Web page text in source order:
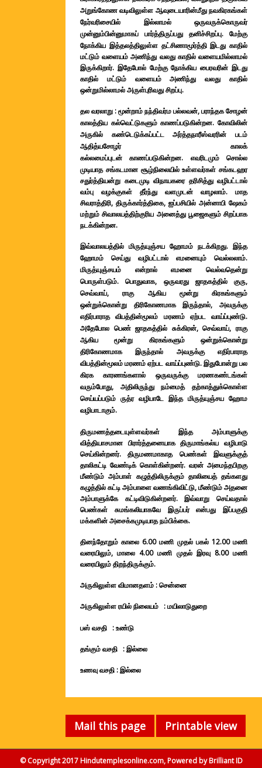
அறுங்கோண வடிவிலுள்ள ஆவுடையாரின்மீது நவகிரகங்கள்
நேர்வரிசையில் இல்லாமல் ஒருவருக்கொருவர்
முன்னும்பின்னுமாகப் பார்த்திருப்பது தனிச்சிறப்பு. மேற்கு
நோக்கிய இத்தலத்திலுள்ள தட்சிணாமூர்த்தி இடது காதில்
மட்டும் வளையம் அணிந்து வலது காதில் வளையமில்லாமல்
இருக்கிறார். இதேபோல் மேற்கு நோக்கிய பைரவரின் இடது
காதில் மட்டும் வளையம் அணிந்து வலது காதில்
ஒன்றுமில்லாமல் அருள்புரிவது சிறப்பு.
தல வரலாறு :மூன்றாம் நந்திவர்ம பல்லவன், பராந்தக சோழன்
காலத்திய கல்வெட்டுகளும் காணப்படுகின்றன. கோவிலின்
அருகில் கண்டெடுக்கப்பட்ட அர்த்தநாரீஸ்வரரின் படம்
ஆதித்யசோழர் காலக்
கல்லமைப்புடன்காணப்படுகின்றன. எவரிடமும் சொல்ல
முடியாத சங்கடமான சூழ்நிலையில் உள்ளவர்கள் சங்கடஹர
சதுர்த்தியன்று கடைமுடி விநாயகரை தரிசித்து வழிபட்டால்
வம்பு வழக்குகள் தீர்ந்து வளமுடன் வாழலாம். மாத
சிவராத்திரி, திருக்கார்த்திகை, ஐப்பசியில் அன்னாபி ஷேகம்
மற்றும் சிவாலயத்திற்குரிய அனைத்து பூஜைகளும் சிறப்பாக
நடக்கின்றன.
இவ்வாலயத்தில் மிருத்யுஞ்சய ஹோமம் நடக்கிறது. இந்த
ஹோமம் செய்து வழிபட்டால் எமனையும் வெல்லலாம்.
மிருத்யுஞ்சயம் என்றால் எமனை வெல்வதென்று
பொருள்படும். பொதுவாக, ஒருவரது ஜாதகத்தில் குரு,
செவ்வாய், ராகு ஆகிய மூன்று கிரகங்களும்
ஒன்றுக்கொன்று திரிகோணமாக இருந்தால், அவருக்கு
எதிர்பாராத விபத்தின்மூலம் மரணம் ஏற்பட வாய்ப்புண்டு.
அதேபோல பெண் ஜாதகத்தில் சுக்கிரன், செவ்வாய், ராகு
ஆகிய மூன்று கிரகங்களும் ஒன்றுக்கொன்று
திரிகோணமாக இருந்தால் அவருக்கு எதிர்பாராத
விபத்தின்மூலம் மரணம் ஏற்பட வாய்ப்புண்டு. இதுபோன்று பல
கிரக காரணங்களால் ஒருவருக்கு மரணகண்டங்கள்
வரும்போது, அதிலிருந்து நம்மைத் தற்காத்துக்கொள்ள
செய்யப்படும் ருத்ர வழிபாடே இந்த மிருத்யுஞ்சய ஹோம
வழிபாடாகும்.
திருமணத்தடையுள்ளவர்கள் இந்த அம்பாளுக்கு
வித்தியாசமான பிரார்த்தனையாக திருமாங்கல்ய வழிபாடு
செய்கின்றனர்.திருமணமாகாத பெண்கள் இவளுக்குத்
தாலிகட்டி வேண்டிக் கொள்கின்றனர். வரன் அமைந்தபிறகு
மீண்டும் அம்பாள் கழுத்திலிருக்கும் தாலியைத் தங்களது
கழுத்தில் கட்டி அம்பாளை வணங்கிவிட்டு, மீண்டும் அதனை
அம்பாளுக்கே கட்டிவிடுகின்றனர்.இவ்வாறு செய்வதால்
பெண்கள் சுமங்கலியாகவே இருப்பர் என்பது இப்பகுதி
மக்களின் அசைக்கமுடியாத நம்பிக்கை.
தினந்தோறும் காலை 6.00 மணி முதல் பகல் 12.00 மணி
வரையிலும், மாலை 4.00 மணி முதல் இரவு 8.00 மணி
வரையிலும் திறந்திருக்கும்.
அருகிலுள்ள விமானதளம் : சென்னை
அருகிலுள்ள ரயில் நிலையம் :மயிலாடுதுறை
பஸ் வசதி : உண்டு
தங்கும் வசதி : இல்லை
உணவு வசதி : இல்லை
Mail this page Printable view
© Copyright 2017 Hindutemplesonline.com, Powered byBrilliant ID